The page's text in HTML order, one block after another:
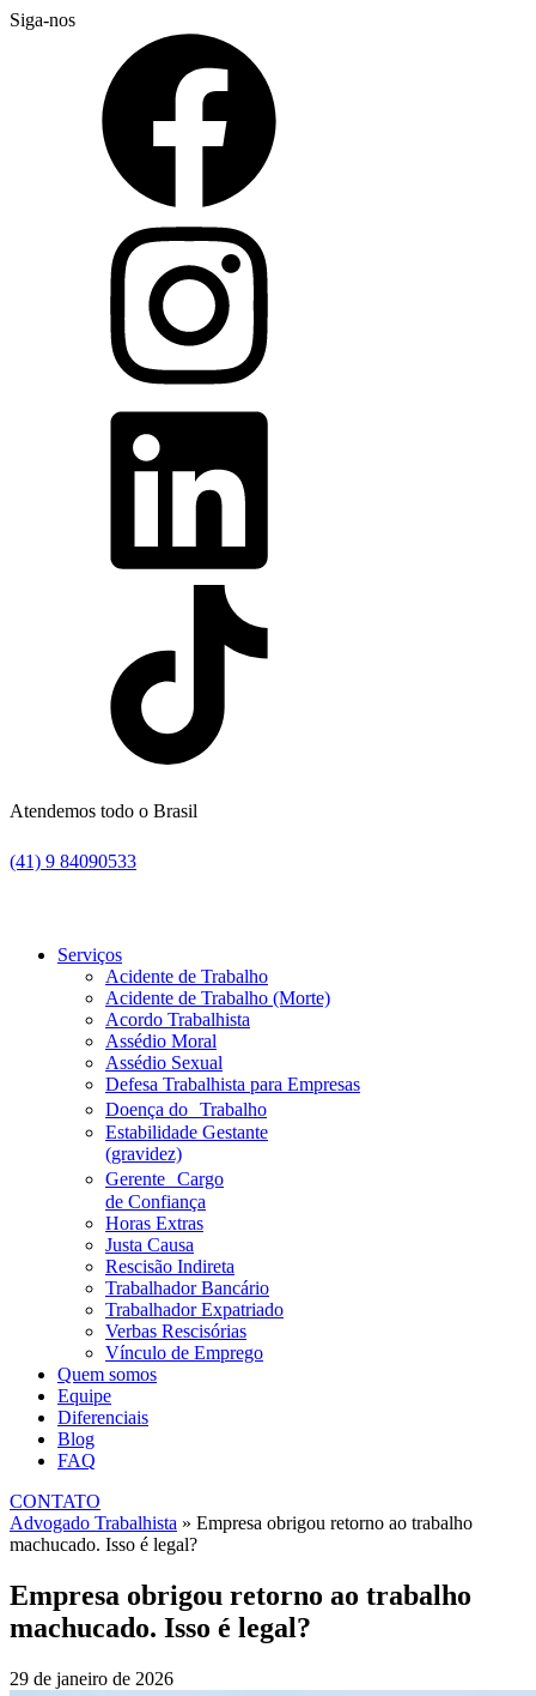
Siga-nos
Atendemos todo o Brasil
(41) 9 84090533
Serviços
Acidente de Trabalho
Acidente de Trabalho (Morte)
Acordo Trabalhista
Assédio Moral
Assédio Sexual
Defesa Trabalhista para Empresas
Doença do Trabalho
Estabilidade Gestante
(gravidez)
Gerente Cargo
de Confiança
Horas Extras
Justa Causa
Rescisão Indireta
Trabalhador Bancário
Trabalhador Expatriado
Verbas Rescisórias
Vínculo de Emprego
Quem somos
Equipe
Diferenciais
Blog
FAQ
CONTATO
Advogado Trabalhista » Empresa obrigou retorno ao trabalho
machucado. Isso é legal?
Empresa obrigou retorno ao trabalho
machucado. Isso é legal?
29 de janeiro de 2026